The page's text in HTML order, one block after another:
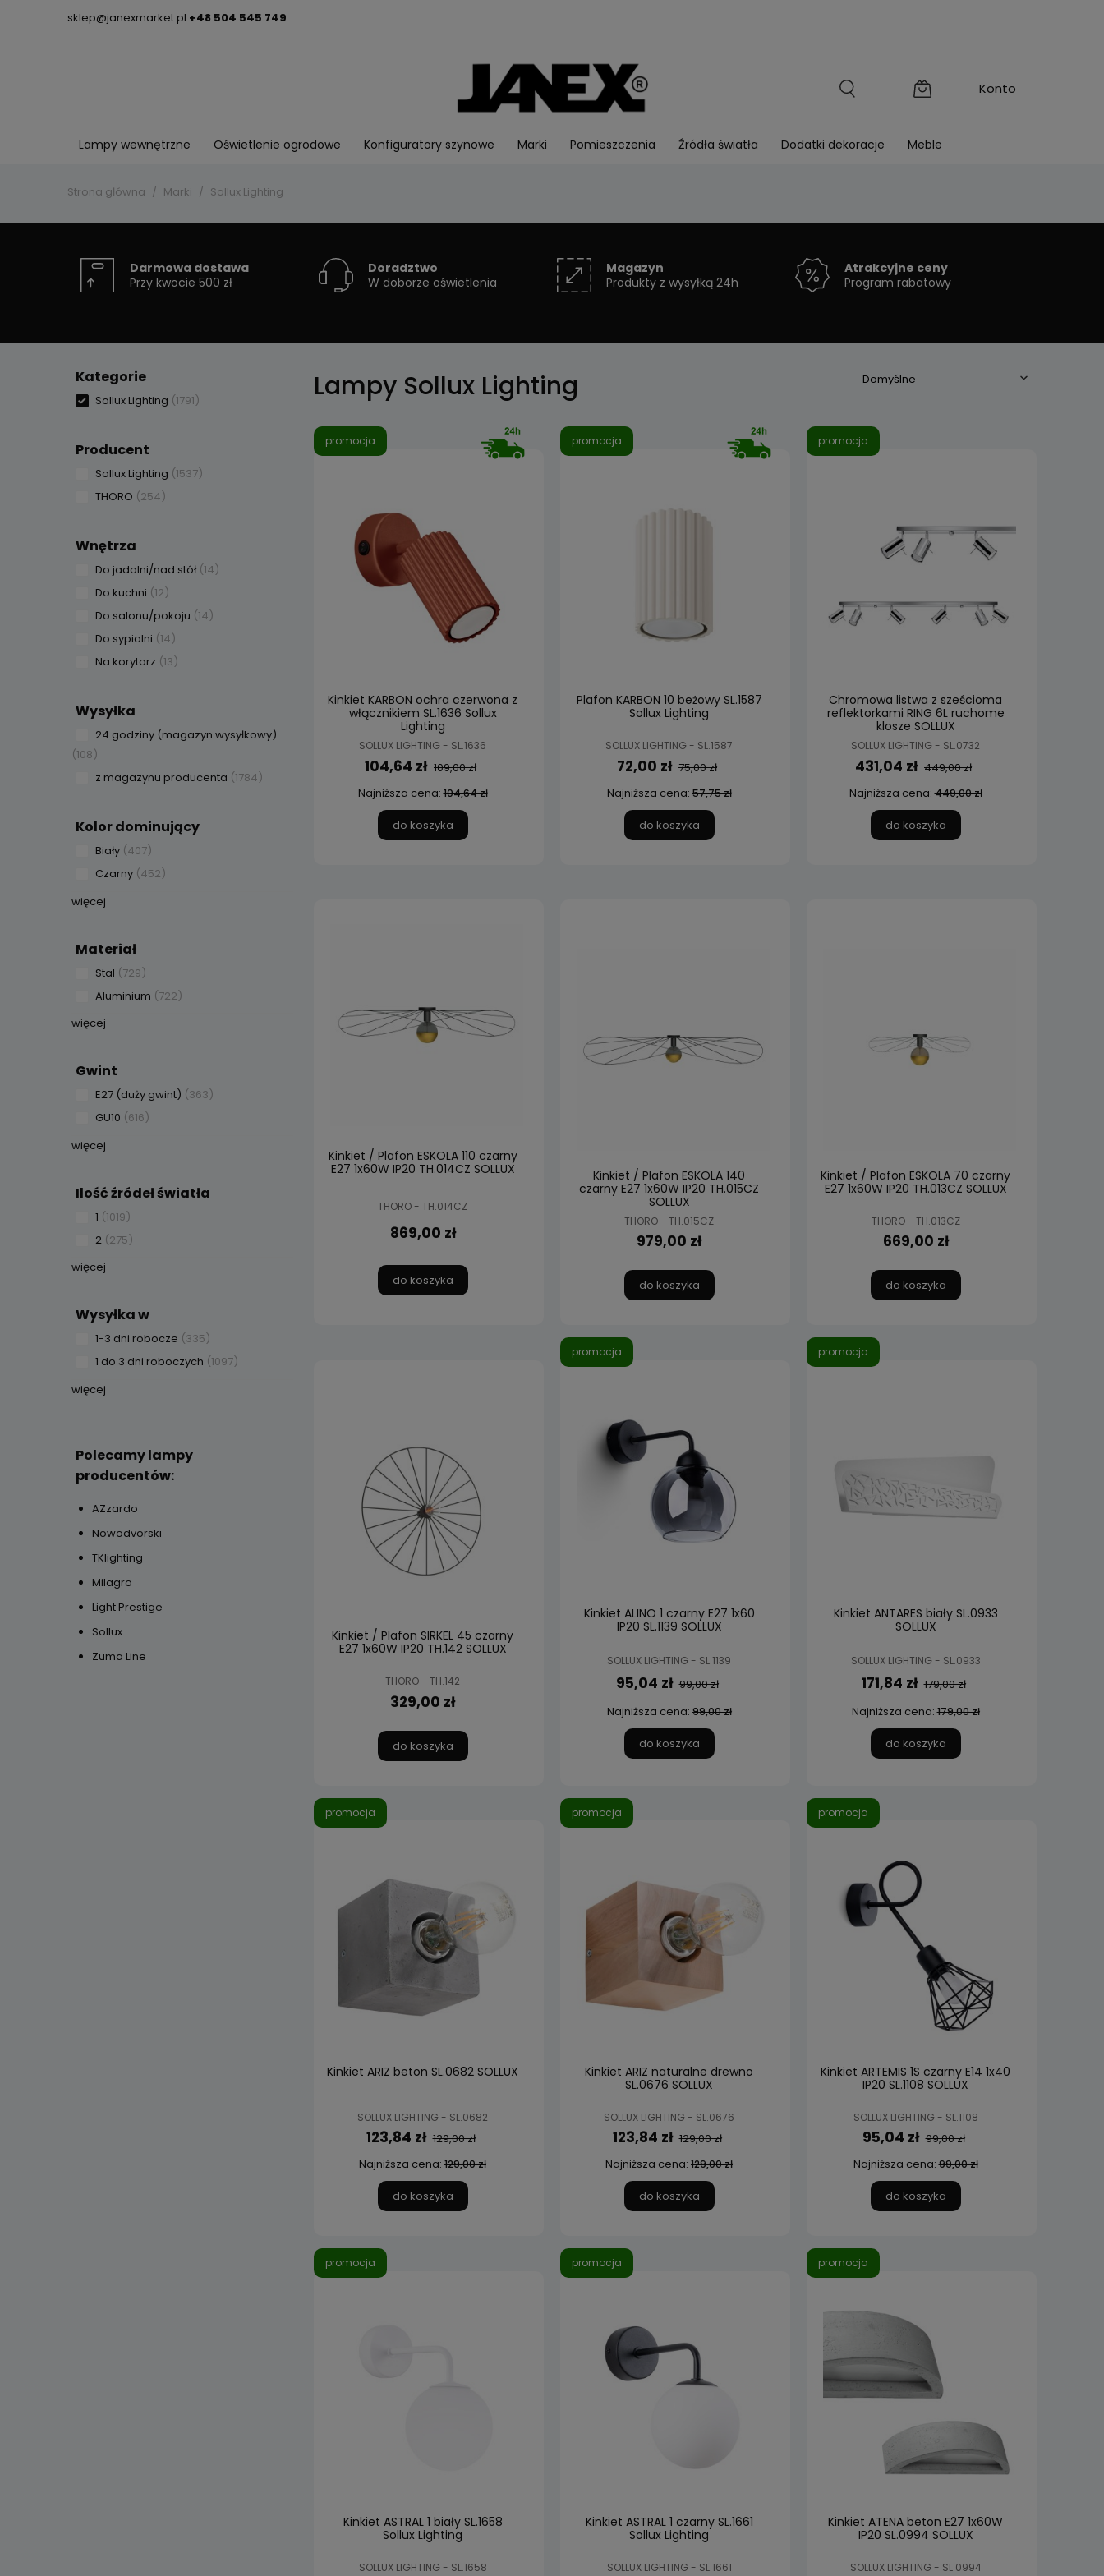
sklep@janexmarket.pl +48 504 545 749
Lampy wewnętrzne Oświetlenie ogrodowe Konfiguratory szynowe Marki Pomieszczenia Źródła światła Dodatki dekoracje Meble
Strona główna Marki Sollux Lighting
Darmowa dostawa
Przy kwocie 500 zł
Doradztwo
W doborze oświetlenia
Magazyn
Produkty z wysyłką 24h
Atrakcyjne ceny
Program rabatowy
Kategorie
Sollux Lighting (1791)
Producent
Sollux Lighting (1537)
THORO (254)
Wnętrza
Do jadalni/nad stół (14)
Do kuchni (12)
Do salonu/pokoju (14)
Do sypialni (14)
Na korytarz (13)
Wysyłka
24 godziny (magazyn wysyłkowy)
(108)
z magazynu producenta (1784)
Kolor dominujący
Biały (407)
Czarny (452)
więcej
Materiał
Stal (729)
Aluminium (722)
więcej
Gwint
E27 (duży gwint) (363)
GU10 (616)
więcej
Ilość źródeł światła
1 (1019)
2 (275)
więcej
Wysyłka w
1-3 dni robocze (335)
1 do 3 dni roboczych (1097)
więcej
Polecamy lampy
producentów:
AZzardo
Nowodvorski
TKlighting
Milagro
Light Prestige
Sollux
Zuma Line
Lampy Sollux Lighting
Kinkiet KARBON ochra czerwona z
włącznikiem SL.1636 Sollux
Lighting
SOLLUX LIGHTING - SL.1636
104,64 zł 109,00 zł
Najniższa cena:104,64 zł
do koszyka
promocja
Plafon KARBON 10 beżowy SL.1587
Sollux Lighting
SOLLUX LIGHTING - SL.1587
72,00 zł 75,00 zł
Najniższa cena:57,75 zł
do koszyka
promocja
Chromowa listwa z sześcioma
reflektorkami RING 6L ruchome
klosze SOLLUX
SOLLUX LIGHTING - SL.0732
431,04 zł 449,00 zł
Najniższa cena:449,00 zł
do koszyka
promocja
Kinkiet / Plafon ESKOLA 110 czarny
E27 1x60W IP20 TH.014CZ SOLLUX
THORO - TH.014CZ
869,00 zł
do koszyka
Kinkiet / Plafon ESKOLA 140
czarny E27 1x60W IP20 TH.015CZ
SOLLUX
THORO - TH.015CZ
979,00 zł
do koszyka
Kinkiet / Plafon ESKOLA 70 czarny
E27 1x60W IP20 TH.013CZ SOLLUX
THORO - TH.013CZ
669,00 zł
do koszyka
Kinkiet / Plafon SIRKEL 45 czarny
E27 1x60W IP20 TH.142 SOLLUX
THORO - TH.142
329,00 zł
do koszyka
Kinkiet ALINO 1 czarny E27 1x60
IP20 SL.1139 SOLLUX
SOLLUX LIGHTING - SL.1139
95,04 zł 99,00 zł
Najniższa cena:99,00 zł
do koszyka
promocja
Kinkiet ANTARES biały SL.0933
SOLLUX
SOLLUX LIGHTING - SL.0933
171,84 zł 179,00 zł
Najniższa cena:179,00 zł
do koszyka
promocja
Kinkiet ARIZ beton SL.0682 SOLLUX
SOLLUX LIGHTING - SL.0682
123,84 zł 129,00 zł
Najniższa cena: 129,00 zł
do koszyka
promocja
Kinkiet ARIZ naturalne drewno
SL.0676 SOLLUX
SOLLUX LIGHTING - SL.0676
123,84 zł 129,00 zł
Najniższa cena: 129,00 zł
do koszyka
promocja
Kinkiet ARTEMIS 1S czarny E14 1x40
IP20 SL.1108 SOLLUX
SOLLUX LIGHTING - SL.1108
95,04 zł 99,00 zł
Najniższa cena:99,00 zł
do koszyka
promocja
Kinkiet ASTRAL 1 biały SL.1658
Sollux Lighting
SOLLUX LIGHTING - SL.1658
promocja
Kinkiet ASTRAL 1 czarny SL.1661
Sollux Lighting
SOLLUX LIGHTING - SL.1661
promocja
Kinkiet ATENA beton E27 1x60W
IP20 SL.0994 SOLLUX
SOLLUX LIGHTING - SL.0994
promocja